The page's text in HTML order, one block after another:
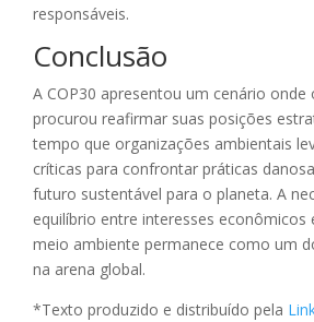
responsáveis.
Conclusão
A COP30 apresentou um cenário onde
procurou reafirmar suas posições
tempo que organizações ambientais
críticas para confrontar práticas
futuro sustentável para o planeta. A
equilíbrio entre interesses econômicos
meio ambiente permanece como um
na arena global.
*Texto produzido e distribuído pela